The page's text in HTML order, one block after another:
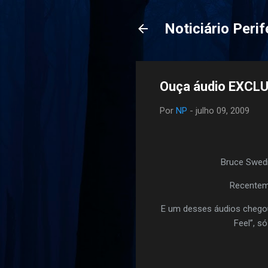
Noticiário
Ouça áudio
Por NP - julho 09, 2009
Bruce
E um desses áudios
Feel”,